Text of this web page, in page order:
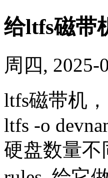
给ltfs磁带
周四,
ltfs磁带机
ltfs -o
硬盘数量不